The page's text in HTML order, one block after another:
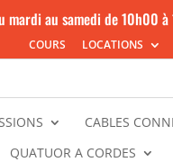
mardi au samedi de 10h00
COURS LOCATIONS
CABLES
QUATUOR A CORDES